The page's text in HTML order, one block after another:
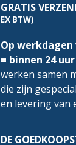
GRATIS
EX BTW)
Op werkdagen
= binnen 24
werken samen
die zijn
en levering van
DE